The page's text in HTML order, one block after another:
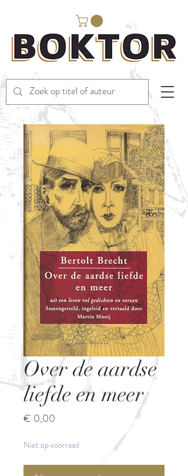
Over de aardse
liefde en meer
€ 0,00
Niet op voorraad